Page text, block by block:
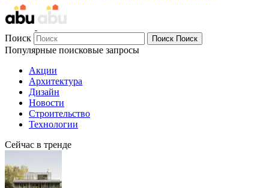
Поиск Поиск Поиск
Популярные поисковые запросы
Акции
Архитектура
Дизайн
Новости
Строительство
Технологии
Сейчас в тренде